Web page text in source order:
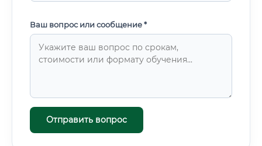
Ваш вопрос или сообщение *
Отправить вопрос